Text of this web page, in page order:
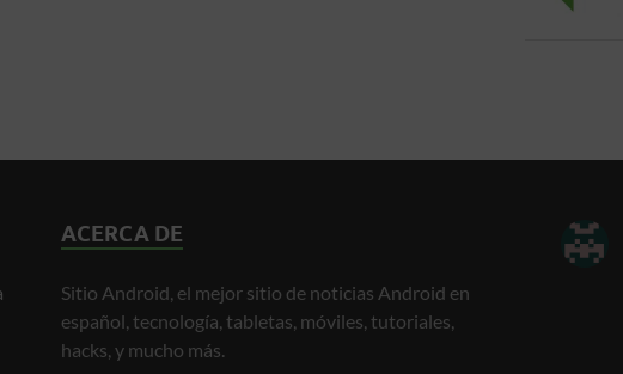
ACERCA DE
Sitio Android, el mejor sitio de noticias Android en
español, tecnología, tabletas, móviles, tutoriales,
hacks, y mucho más.